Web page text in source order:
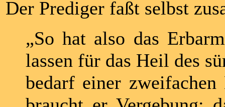
Der Prediger faßt selbst
„So hat also das
lassen für das Heil des
bedarf einer